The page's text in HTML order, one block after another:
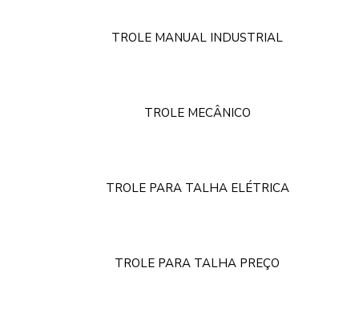
TROLE MANUAL INDUSTRIAL
TROLE MECÂNICO
TROLE PARA TALHA ELÉTRICA
TROLE PARA TALHA PREÇO